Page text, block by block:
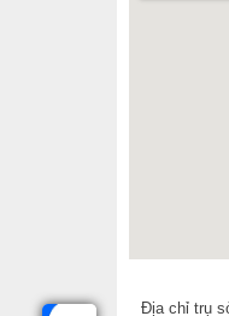
Địa chỉ trụ